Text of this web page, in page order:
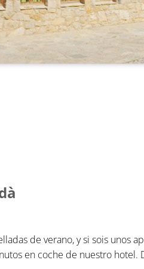
de verano, y si sois unos
en coche de nuestro